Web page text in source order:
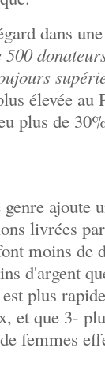
dans
élevée
plus de
ajoute
livrées
moins de
d'argent
plus
et que 3-
femmes